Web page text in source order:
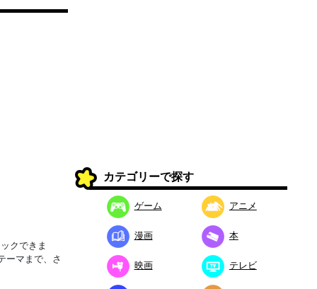
クできま
ーマまで、さ
カテゴリーで探す
ゲーム アニメ
漫画 本
映画 テレビ